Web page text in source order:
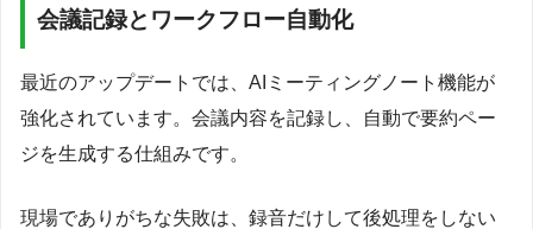
会議記録とワークフロー自動化
最近のアップデートでは、AIミーティングノート機能が
強化されています。会議内容を記録し、自動で要約ペー
ジを生成する仕組みです。
現場でありがちな失敗は、録音だけして後処理をしない